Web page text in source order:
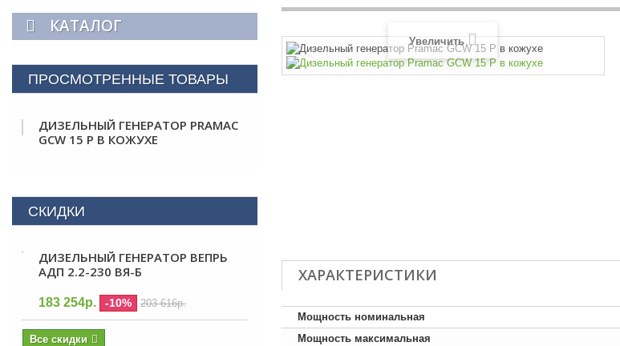
КАТАЛОГ
ПРОСМОТРЕННЫЕ ТОВАРЫ
ДИЗЕЛЬНЫЙ ГЕНЕРАТОР PRAMAC
GСW 15 P В КОЖУХЕ
СКИДКИ
ДИЗЕЛЬНЫЙ ГЕНЕРАТОР ВЕПРЬ
АДП 2.2-230 ВЯ-Б
183 254р. -10% 203 616р.
Все скидки
Увеличить
ХАРАКТЕРИСТИКИ
Мощность номинальная
Мощность максимальная